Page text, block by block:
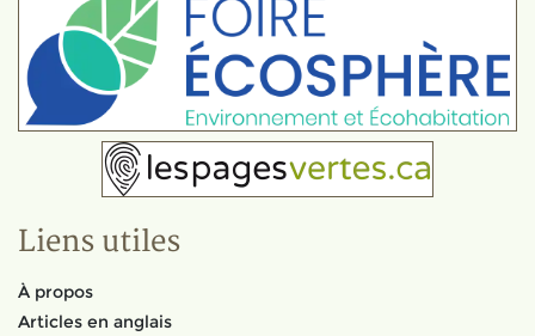
Liens utiles
À propos
Articles en anglais